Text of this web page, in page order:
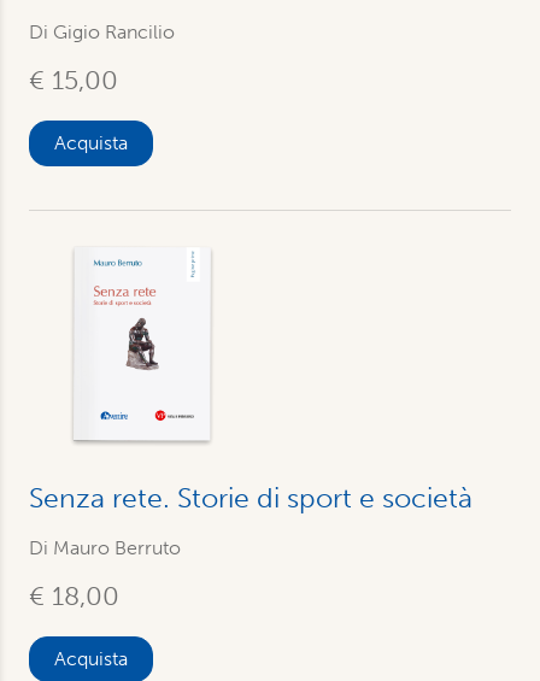
Di Gigio Rancilio
€ 15,00
Acquista
Senza rete. Storie di sport e società
Di Mauro Berruto
€ 18,00
Acquista